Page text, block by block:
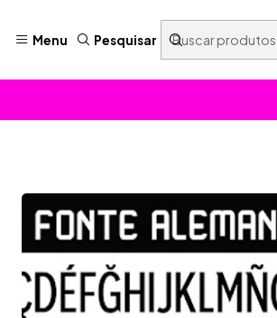
Menu Pesquisar